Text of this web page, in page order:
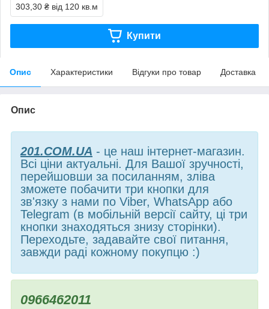
303,30 ₴ від 120 кв.м
Купити
Опис Характеристики Відгуки про товар Доставка
Опис
201.COM.UA - це наш інтернет-магазин.
Всі ціни актуальні. Для Вашої зручності,
перейшовши за посиланням, зліва
зможете побачити три кнопки для
зв'язку з нами по Viber, WhatsApp або
Telegram (в мобільній версії сайту, ці три
кнопки знаходяться знизу сторінки).
Переходьте, задавайте свої питання,
завжди раді кожному покупцю :)
0966462011